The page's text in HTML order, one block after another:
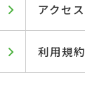
アクセス
利用規約